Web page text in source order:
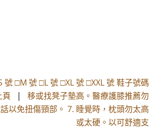
號 □M 號 □L 號 □XL 號 □XXL 號 鞋子號碼
頁 | 移或找凳子墊高。醫療護膝推薦勿
以免扭傷頸部。 7. 睡覺時，枕頭勿太高
或太硬。以可舒適支